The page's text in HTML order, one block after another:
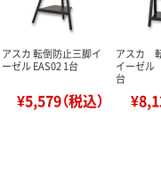
アスカ 転倒防止三脚イ
ーゼル EAS02 1台
¥5,579（税込）
アスカ
イーゼ
台